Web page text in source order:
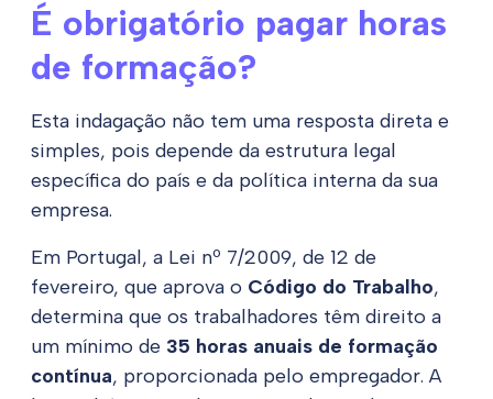
É obrigatório pagar horas
de formação?
Esta indagação não tem uma resposta direta e
simples, pois depende da estrutura legal
específica do país e da política interna da sua
empresa.
Em Portugal, a Lei nº 7/2009, de 12 de
fevereiro, que aprova o Código do Trabalho,
determina que os trabalhadores têm direito a
um mínimo de 35 horas anuais de formação
contínua, proporcionada pelo empregador. A